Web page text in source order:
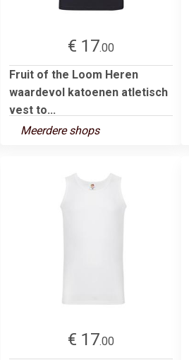
€ 17.00
Fruit of the Loom Heren
waardevol katoenen atletisch
vest to...
Meerdere shops
€ 17.00